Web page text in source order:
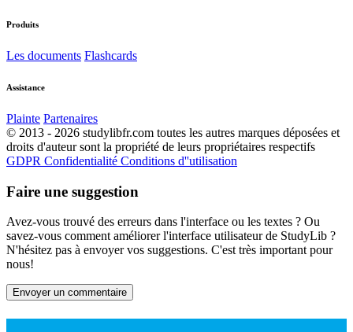
Produits
Les documents Flashcards
Assistance
Plainte Partenaires
© 2013 - 2026 studylibfr.com toutes les autres marques déposées et
droits d'auteur sont la propriété de leurs propriétaires respectifs
GDPR Confidentialité Conditions d''utilisation
Faire une suggestion
Avez-vous trouvé des erreurs dans l'interface ou les textes ? Ou
savez-vous comment améliorer l'interface utilisateur de StudyLib ?
N'hésitez pas à envoyer vos suggestions. C'est très important pour
nous!
Envoyer un commentaire